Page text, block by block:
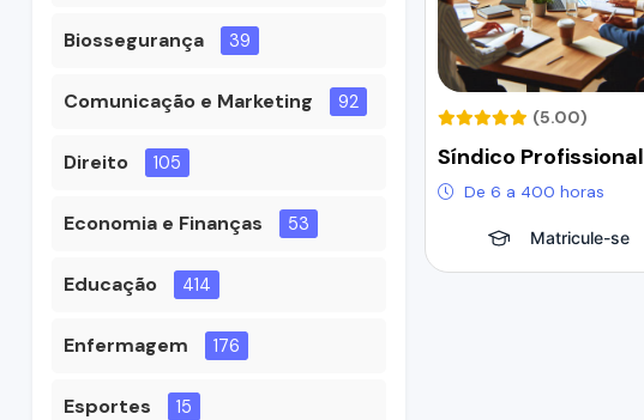
Biossegurança 39
Comunicação e Marketing 92
Direito 105
Economia e Finanças 53
Educação 414
Enfermagem 176
Esportes 15
(5.00)
Síndico Profissional
De 6 a 400 horas
Matricule-se